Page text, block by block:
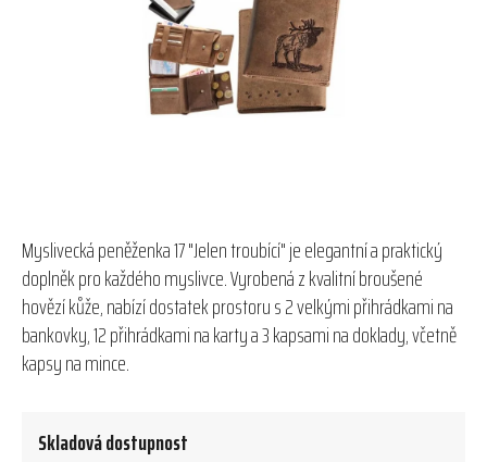
Myslivecká peněženka 17 "Jelen troubící" je elegantní a praktický
doplněk pro každého myslivce. Vyrobená z kvalitní broušené
hovězí kůže, nabízí dostatek prostoru s 2 velkými přihrádkami na
bankovky, 12 přihrádkami na karty a 3 kapsami na doklady, včetně
kapsy na mince.
Skladová dostupnost